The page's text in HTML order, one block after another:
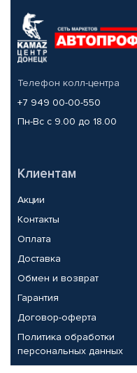
Телефон колл-центра
+7 949 00-00-550
Пн-Вс с 9.00 до 18.00
Клиентам
Акции
Контакты
Оплата
Доставка
Обмен и возврат
Гарантия
Договор-оферта
Политика обработки
персональных данных